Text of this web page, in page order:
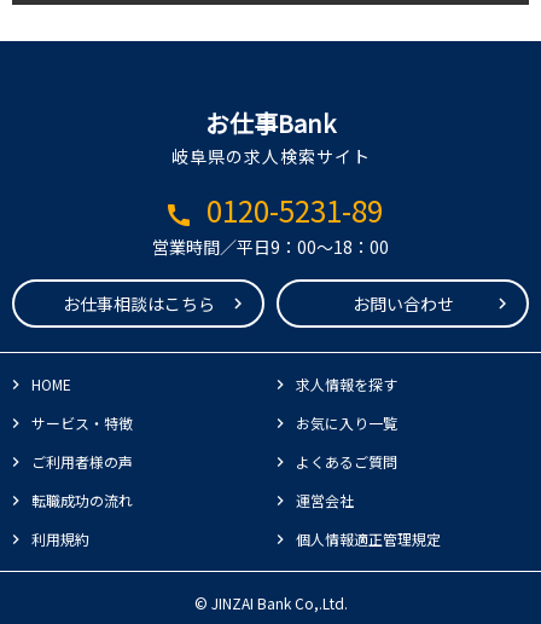
お仕事Bank
岐阜県の求人検索サイト
call 0120-5231-89
営業時間／平日9：00～18：00
お仕事相談はこちら お問い合わせ
HOME
求人情報を探す
サービス・特徴
お気に入り一覧
ご利用者様の声
よくあるご質問
転職成功の流れ
運営会社
利用規約
個人情報適正管理規定
© JINZAI Bank Co,.Ltd.